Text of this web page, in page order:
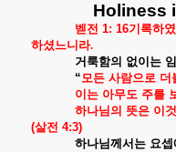
Holiness
벧전 1: 16기록하
하셨느니라.
거룩함의 없이는
“모든 사람으로 더
이는 아무도 주를
하나님의 뜻은 이
(살전 4:3)
하나님께서는 요셉